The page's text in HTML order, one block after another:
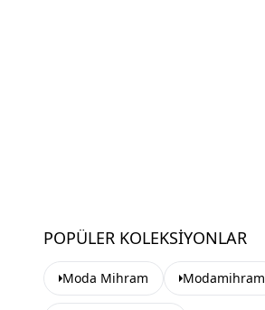
POPÜLER KOLEKSIYONLAR
Moda Mihram Modamihram